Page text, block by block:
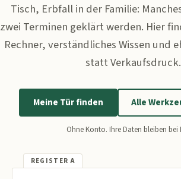
Tisch, Erbfall in der Familie:
zwei Terminen geklärt werden. Hier
Rechner, verständliches Wissen und
statt Verkaufsdruck.
Meine Tür finden Alle
Ohne Konto. Ihre Daten bleiben bei